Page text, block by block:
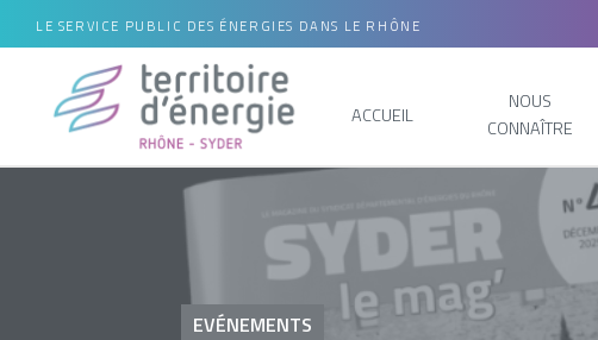
LE SERVICE PUBLIC DES ÉNERGIES DANS LE RHÔNE
ACCUEIL
NOUS
CONNAÎTRE
EVÉNEMENTS